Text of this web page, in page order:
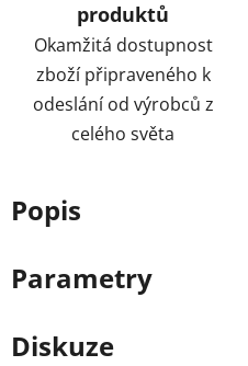
produktů
Okamžitá dostupnost
zboží připraveného k
odeslání od výrobců z
celého světa
Popis
Parametry
Diskuze